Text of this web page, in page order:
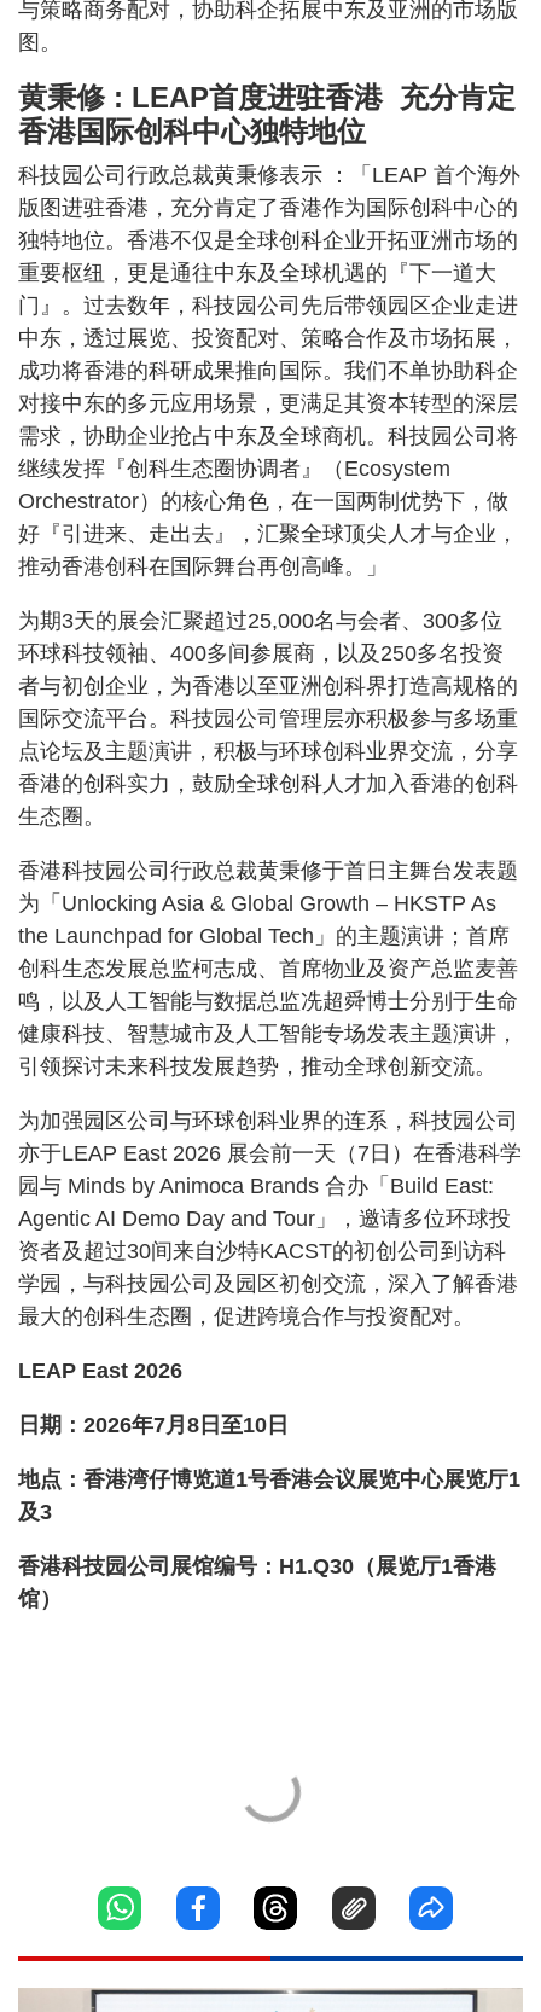
与策略商务配对，协助科企拓展中东及亚洲的市场版
图。
黄秉修 : LEAP首度进驻香港 充分肯定
香港国际创科中心独特地位
科技园公司行政总裁黄秉修表示 ：「LEAP 首个海外
版图进驻香港，充分肯定了香港作为国际创科中心的
独特地位。香港不仅是全球创科企业开拓亚洲市场的
重要枢纽，更是通往中东及全球机遇的『下一道大
门』。过去数年，科技园公司先后带领园区企业走进
中东，透过展览、投资配对、策略合作及市场拓展，
成功将香港的科研成果推向国际。我们不单协助科企
对接中东的多元应用场景，更满足其资本转型的深层
需求，协助企业抢占中东及全球商机。科技园公司将
继续发挥『创科生态圈协调者』（Ecosystem
Orchestrator）的核心角色，在一国两制优势下，做
好『引进来、走出去』，汇聚全球顶尖人才与企业，
推动香港创科在国际舞台再创高峰。」
为期3天的展会汇聚超过25,000名与会者、300多位
环球科技领袖、400多间参展商，以及250多名投资
者与初创企业，为香港以至亚洲创科界打造高规格的
国际交流平台。科技园公司管理层亦积极参与多场重
点论坛及主题演讲，积极与环球创科业界交流，分享
香港的创科实力，鼓励全球创科人才加入香港的创科
生态圈。
香港科技园公司行政总裁黄秉修于首日主舞台发表题
为「Unlocking Asia & Global Growth – HKSTP As
the Launchpad for Global Tech」的主题演讲；首席
创科生态发展总监柯志成、首席物业及资产总监麦善
鸣，以及人工智能与数据总监冼超舜博士分别于生命
健康科技、智慧城市及人工智能专场发表主题演讲，
引领探讨未来科技发展趋势，推动全球创新交流。
为加强园区公司与环球创科业界的连系，科技园公司
亦于LEAP East 2026 展会前一天（7日）在香港科学
园与 Minds by Animoca Brands 合办「Build East:
Agentic AI Demo Day and Tour」，邀请多位环球投
资者及超过30间来自沙特KACST的初创公司到访科
学园，与科技园公司及园区初创交流，深入了解香港
最大的创科生态圈，促进跨境合作与投资配对。
LEAP East 2026
日期：2026年7月8日至10日
地点：香港湾仔博览道1号香港会议展览中心展览厅1
及3
香港科技园公司展馆编号：H1.Q30（展览厅1香港
馆）